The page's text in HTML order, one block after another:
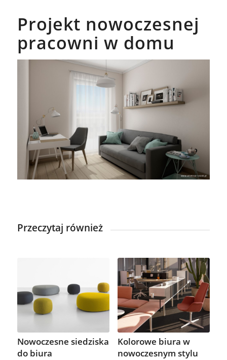
Projekt nowoczesnej
pracowni w domu
Przeczytaj również
Nowoczesne siedziska
do biura
Kolorowe biura w
nowoczesnym stylu